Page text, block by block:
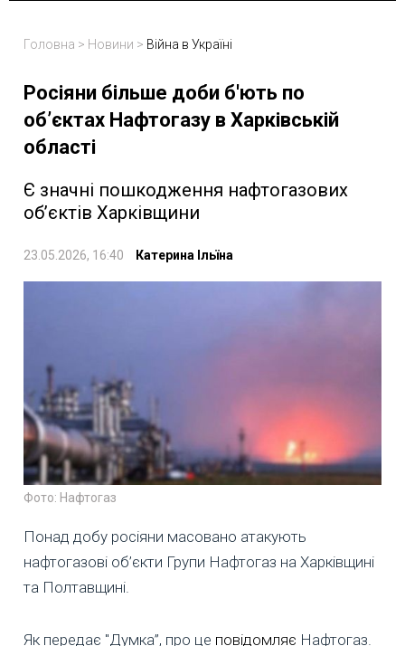
Головна > Новини > Війна в Україні
Росіяни більше доби б'ють по
об’єктах Нафтогазу в Харківській
області
Є значні пошкодження нафтогазових
об’єктів Харківщини
23.05.2026, 16:40 Катерина Ільїна
Фото: Нафтогаз
Понад добу росіяни масовано атакують
нафтогазові об’єкти Групи Нафтогаз на Харківщині
та Полтавщині.
Як передає "Думка”, про це повідомляє Нафтогаз.